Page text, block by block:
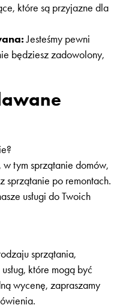
które są przyjazne dla
Jesteśmy pewni
będziesz zadowolony,
w tym sprzątanie domów,
sprzątanie po remontach.
usługi do Twoich
sprzątania,
które mogą być
wycenę, zapraszamy